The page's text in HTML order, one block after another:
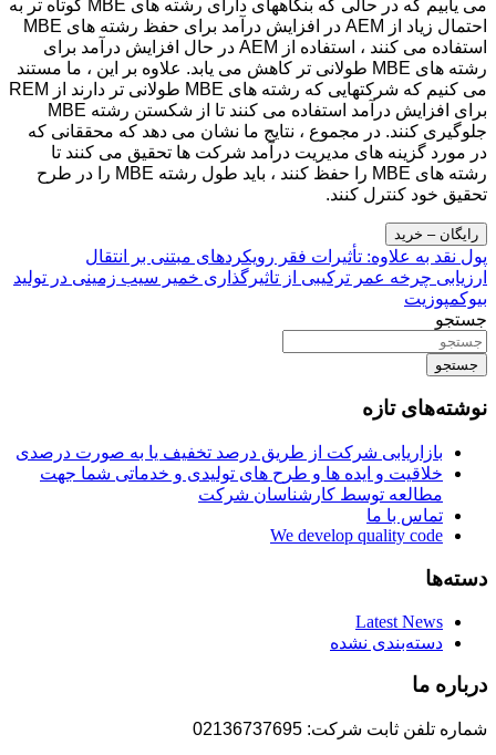
می یابیم که در حالی که بنگاههای دارای رشته های MBE کوتاه تر به
احتمال زیاد از AEM در افزایش درآمد برای حفظ رشته های MBE
استفاده می کنند ، استفاده از AEM در حال افزایش درآمد برای
رشته های MBE طولانی تر کاهش می یابد. علاوه بر این ، ما مستند
می کنیم که شرکتهایی که رشته های MBE طولانی تر دارند از REM
برای افزایش درآمد استفاده می کنند تا از شکستن رشته MBE
جلوگیری کنند. در مجموع ، نتایج ما نشان می دهد که محققانی که
در مورد گزینه های مدیریت درآمد شرکت ها تحقیق می کنند تا
رشته های MBE را حفظ کنند ، باید طول رشته MBE را در طرح
تحقیق خود کنترل کنند.
رایگان – خرید
راهبری
نوشته
پول نقد به علاوه: تأثیرات فقر رویکردهای مبتنی بر انتقال
ارزیابی چرخه عمر ترکیبی از تاثیرگذاری خمیر سیب زمینی در تولید
بیوکمپوزیت
جستجو
جستجو
نوشته‌های تازه
بازاریابی شرکت از طریق درصد تخفیف یا به صورت درصدی
خلاقیت و ایده ها و طرح های تولیدی و خدماتی شما جهت
مطالعه توسط کارشناسان شرکت
تماس با ما
We develop quality code
دسته‌ها
Latest News
دسته‌بندی نشده
درباره ما
شماره تلفن ثابت شرکت: 02136737695